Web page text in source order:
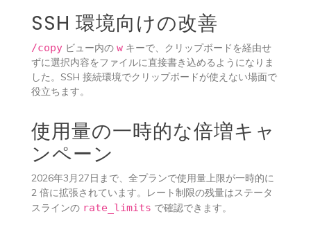
SSH 環境向けの改善
/copyビュー内の wキーで、クリップボードを経由せ
ずに選択内容をファイルに直接書き込めるようになりま
した。SSH 接続環境でクリップボードが使えない場面で
役立ちます。
使用量の一時的な倍増キャ
ンペーン
2026年3月27日まで、全プランで使用量上限が一時的に
2 倍に拡張されています。レート制限の残量はステータ
スラインの rate_limits で確認できます。